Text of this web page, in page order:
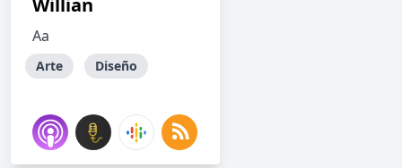
Willian
Aa
Arte Diseño